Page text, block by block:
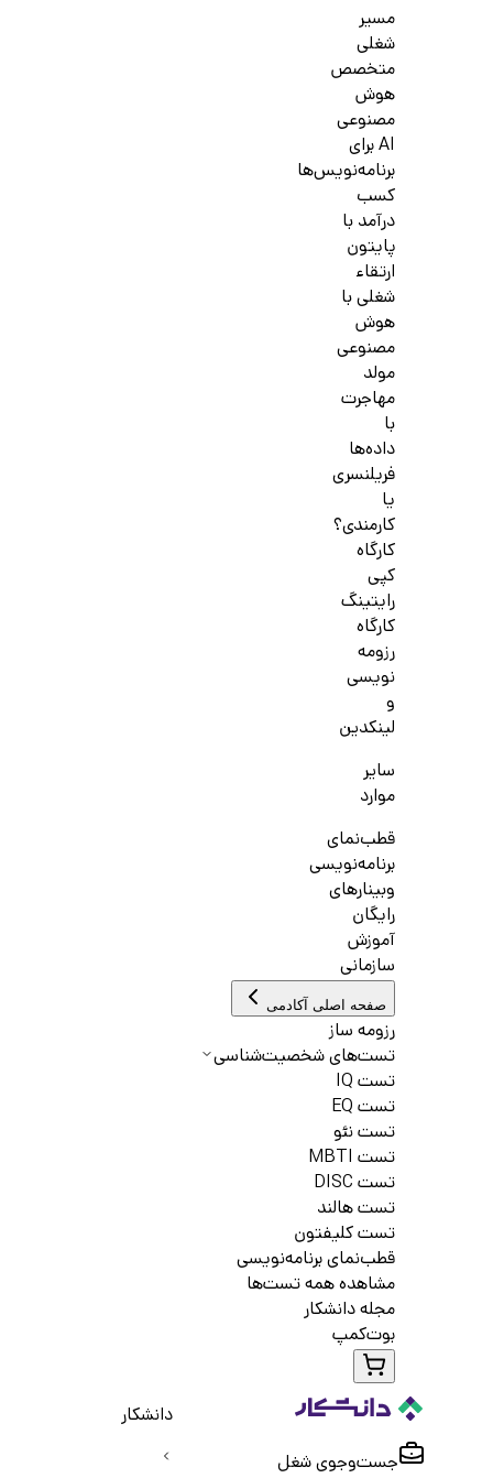
مسیر
شغلی
متخصص
هوش
مصنوعی
AI برای
برنامه‌نویس‌ها
کسب
درآمد با
پایتون
ارتقاء
شغلی با
هوش
مصنوعی
مولد
مهاجرت
با
داده‌ها
فریلنسری
یا
کارمندی؟
کارگاه
کپی
رایتینگ
کارگاه
رزومه
نویسی
و
لینکدین
سایر
موارد
قطب‌نمای
برنامه‌نویسی
وبینارهای
رایگان
آموزش
سازمانی
صفحه اصلی آکادمی
رزومه ساز
تست‌های شخصیت‌شناسی
تست IQ
تست EQ
تست نئو
تست MBTI
تست DISC
تست هالند
تست کلیفتون
قطب‌نمای برنامه‌نویسی
مشاهده همه تست‌ها
مجله دانشکار
بوت‌کمپ
جست‌و‌جوی شغل
دانشکار